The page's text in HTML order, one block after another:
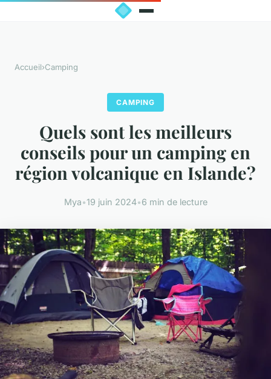
Accueil›Camping
CAMPING
Quels sont les meilleurs
conseils pour un camping en
région volcanique en Islande?
Mya•19 juin 2024•6 min de lecture